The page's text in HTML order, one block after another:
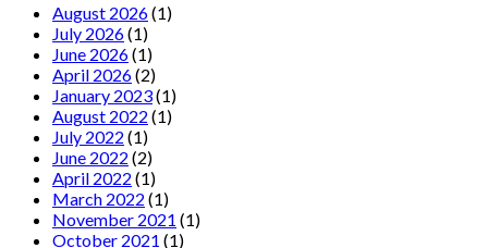
August 2026(1)
July 2026(1)
June 2026(1)
April 2026(2)
January 2023(1)
August 2022 (1)
July 2022 (1)
June 2022 (2)
April 2022 (1)
March 2022 (1)
November 2021 (1)
October 2021 (1)